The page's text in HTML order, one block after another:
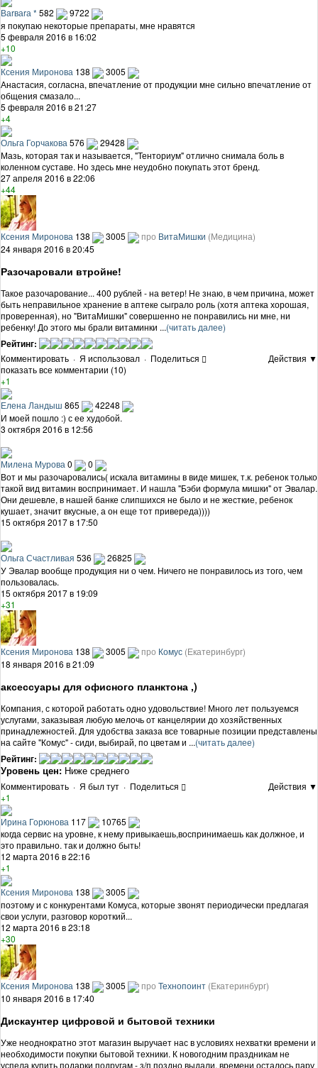
Ваrваrа * 582
9722
я покупаю некоторые препараты, мне нравятся
5 февраля 2016 в 16:02
+10
Ксения Миронова 138
3005
Анастасия, согласна, впечатление от продукции мне сильно впечатление от
общения смазало...
5 февраля 2016 в 21:27
+4
Ольга Горчакова 576
29428
Мазь, которая так и называется, "Тенториум" отлично снимала боль в
коленном суставе. Но здесь мне неудобно покупать этот бренд.
27 апреля 2016 в 22:06
+44
Ксения Миронова 138 3005 про ВитаМишки (Медицина)
24 января 2016 в 20:45
Разочаровали втройне!
Такое разочарование... 400 рублей - на ветер! Не знаю, в чем причина, может
быть неправильное хранение в аптеке сыграло роль (хотя аптека хорошая,
проверенная), но "ВитаМишки" совершенно не понравились ни мне, ни
ребенку! До этого мы брали витаминки ...(читать далее)
Рейтинг:
Комментировать · Я использовал · Поделиться
Действия ▼
показать все комментарии (10)
+1
Елена Ландыш 865
42248
И моей пошло :) с ее худобой.
3 октября 2016 в 12:56
Милена Мурова 0
0
Вот и мы разочаровались( искала витамины в виде мишек, т.к. ребенок только
такой вид витамин воспринимает. И нашла "Бэби формула мишки" от Эвалар.
Они дешевле, в нашей банке слипшихся не было и не жесткие, ребенок
кушает, значит вкусные, а он еще тот привереда))))
15 октября 2017 в 17:50
Ольга Счастливая 536
26825
У Эвалар вообще продукция ни о чем. Ничего не понравилось из того, чем
пользовалась.
15 октября 2017 в 19:09
+31
Ксения Миронова 138 3005 про Комус (Екатеринбург)
18 января 2016 в 21:09
аксессуары для офисного планктона ,)
Компания, с которой работать одно удовольствие! Много лет пользуемся
услугами, заказывая любую мелочь от канцелярии до хозяйственных
принадлежностей. Для удобства заказа все товарные позиции представлены
на сайте "Комус" - сиди, выбирай, по цветам и ...(читать далее)
Рейтинг:
Уровень цен: Ниже среднего
Комментировать · Я был тут · Поделиться
Действия ▼
+1
Ирина Горюнова 117
10765
когда сервис на уровне, к нему привыкаешь,воспринимаешь как должное, и
это правильно. так и должно быть!
12 марта 2016 в 22:16
+1
Ксения Миронова 138
3005
поэтому и с конкурентами Комуса, которые звонят периодически предлагая
свои услуги, разговор короткий...
12 марта 2016 в 23:18
+30
Ксения Миронова 138 3005 про Технопоинт (Екатеринбург)
10 января 2016 в 17:40
Дискаунтер цифровой и бытовой техники
Уже неоднократно этот магазин выручает нас в условиях нехватки времени и
необходимости покупки бытовой техники. К новогодним праздникам не
успела купить подарки подругам - з/п поздно выдали, времени осталось пару